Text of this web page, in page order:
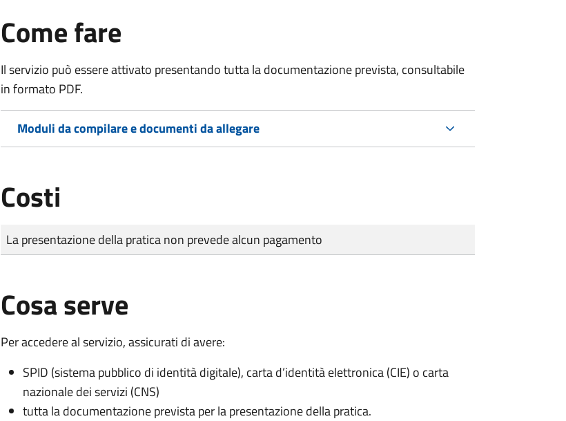
Come fare
Il servizio può essere attivato presentando tutta la documentazione prevista, consultabile
in formato PDF.
Moduli da compilare e documenti da allegare
Costi
Tipo di pagamento
Importo
La presentazione della pratica non prevede alcun pagamento
Cosa serve
Per accedere al servizio, assicurati di avere:
SPID (sistema pubblico di identità digitale), carta d’identità elettronica (CIE) o carta
nazionale dei servizi (CNS)
tutta la documentazione prevista per la presentazione della pratica.